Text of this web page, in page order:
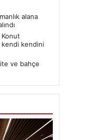
alana
Konut
kendini
ve bahçe